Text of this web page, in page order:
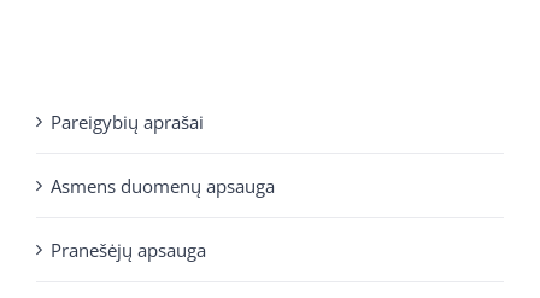
Pareigybių aprašai
Asmens duomenų apsauga
Pranešėjų apsauga